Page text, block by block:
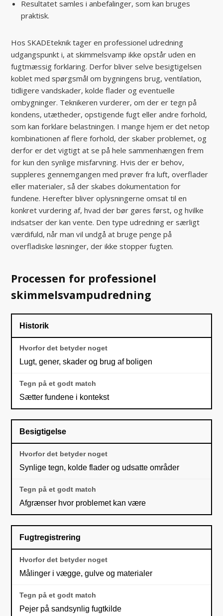
Resultatet samles i anbefalinger, som kan bruges
praktisk.
Hos SKADEteknik tager en professionel udredning
udgangspunkt i, at skimmelsvamp ikke opstår uden en
fugtmæssig forklaring. Derfor bliver selve besigtigelsen
koblet med spørgsmål om bygningens brug, ventilation,
tidligere vandskader, kolde flader og eventuelle
ombygninger. Teknikeren vurderer, om der er tegn på
kondens, utætheder, opstigende fugt eller andre forhold,
som kan forklare belastningen. I mange hjem er det netop
kombinationen af flere forhold, der skaber problemet, og
derfor er det vigtigt at se på hele sammenhængen frem
for kun den synlige misfarvning. Hvis der er behov,
suppleres gennemgangen med prøver fra luft, overflader
eller materialer, så der skabes dokumentation for
fundene. Herefter bliver oplysningerne omsat til en
konkret vurdering af, hvad der bør gøres først, og hvilke
indsatser der kan vente. Den type udredning er særligt
værdifuld, når man vil undgå at bruge penge på
overfladiske løsninger, der ikke stopper fugten.
Processen for professionel
skimmelsvampudredning
Historik
Lugt, gener, skader og brug af boligen
Sætter fundene i kontekst
Besigtigelse
Synlige tegn, kolde flader og udsatte områder
Afgrænser hvor problemet kan være
Fugtregistrering
Målinger i vægge, gulve og materialer
Pejer på sandsynlig fugtkilde